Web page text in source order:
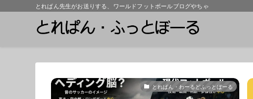
とれぱん先生がお送りする、ワールドフットボールブログやちゃ
とれぱん・わーるどふっとぼーる